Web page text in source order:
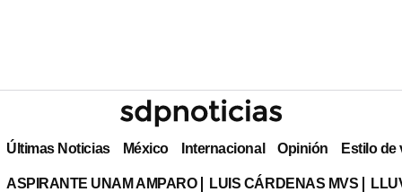
Últimas Noticias México Internacional Opinión Estilo de
ASPIRANTE UNAM AMPARO LUIS CÁRDENAS MVS